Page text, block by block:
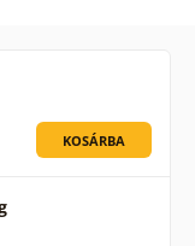
KOSÁRBA